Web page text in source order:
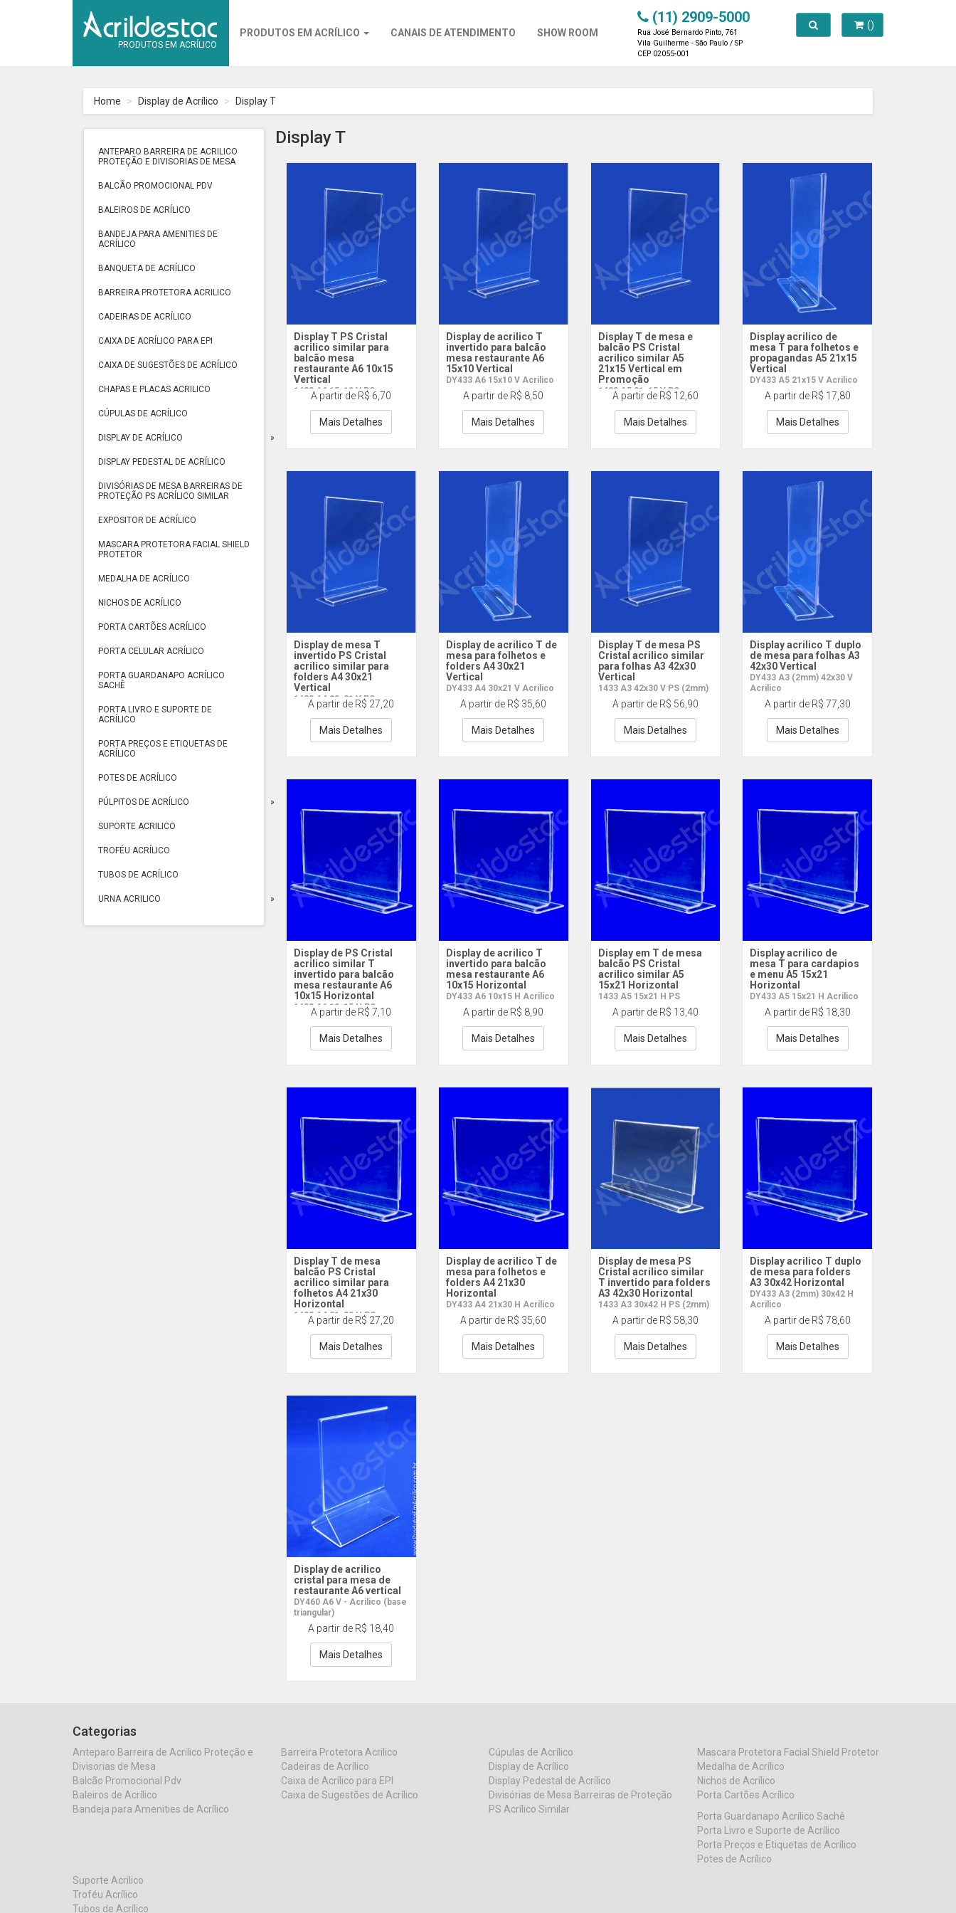
PRODUTOS EM ACRÍLICO
PRODUTOS EM ACRÍLICO CANAIS DE ATENDIMENTO SHOW ROOM
(11) 2909-5000
Rua José Bernardo Pinto, 761
Vila Guilherme - São Paulo / SP
CEP 02055-001
()
Toggle search
Home Display de Acrílico Display T
ANTEPARO BARREIRA DE ACRILICO
PROTEÇÃO E DIVISORIAS DE MESA
BALCÃO PROMOCIONAL PDV
BALEIROS DE ACRÍLICO
BANDEJA PARA AMENITIES DE
ACRÍLICO
BANQUETA DE ACRÍLICO
BARREIRA PROTETORA ACRILICO
CADEIRAS DE ACRÍLICO
CAIXA DE ACRÍLICO PARA EPI
CAIXA DE SUGESTÕES DE ACRÍLICO
CHAPAS E PLACAS ACRILICO
CÚPULAS DE ACRÍLICO
DISPLAY DE ACRÍLICO
DISPLAY PEDESTAL DE ACRÍLICO
DIVISÓRIAS DE MESA BARREIRAS DE
PROTEÇÃO PS ACRÍLICO SIMILAR
EXPOSITOR DE ACRÍLICO
MASCARA PROTETORA FACIAL SHIELD
PROTETOR
MEDALHA DE ACRÍLICO
NICHOS DE ACRÍLICO
PORTA CARTÕES ACRÍLICO
PORTA CELULAR ACRÍLICO
PORTA GUARDANAPO ACRÍLICO
SACHÊ
PORTA LIVRO E SUPORTE DE
ACRÍLICO
PORTA PREÇOS E ETIQUETAS DE
ACRÍLICO
POTES DE ACRÍLICO
PÚLPITOS DE ACRÍLICO
SUPORTE ACRILICO
TROFÉU ACRÍLICO
TUBOS DE ACRÍLICO
URNA ACRILICO
Display T
Display T PS Cristal
acrilico similar para
balcão mesa
restaurante A6 10x15
Vertical
1433 A6 15x10 V PS
A partir de R$ 6,70
Mais Detalhes
Display de acrilico T
invertido para balcão
mesa restaurante A6
15x10 Vertical
DY433 A6 15x10 V Acrilico
A partir de R$ 8,50
Mais Detalhes
Display T de mesa e
balcão PS Cristal
acrilico similar A5
21x15 Vertical em
Promoção
1433 A5 21x15 V PS
A partir de R$ 12,60
Mais Detalhes
Display acrilico de
mesa T para folhetos e
propagandas A5 21x15
Vertical
DY433 A5 21x15 V Acrilico
A partir de R$ 17,80
Mais Detalhes
Display de mesa T
invertido PS Cristal
acrilico similar para
folders A4 30x21
Vertical
1433 A4 30x21 V PS
A partir de R$ 27,20
Mais Detalhes
Display de acrilico T de
mesa para folhetos e
folders A4 30x21
Vertical
DY433 A4 30x21 V Acrilico
A partir de R$ 35,60
Mais Detalhes
Display T de mesa PS
Cristal acrilico similar
para folhas A3 42x30
Vertical
1433 A3 42x30 V PS (2mm)
A partir de R$ 56,90
Mais Detalhes
Display acrilico T duplo
de mesa para folhas A3
42x30 Vertical
DY433 A3 (2mm) 42x30 V
Acrilico
A partir de R$ 77,30
Mais Detalhes
Display de PS Cristal
acrilico similar T
invertido para balcão
mesa restaurante A6
10x15 Horizontal
1433 A6 10x15 H PS
A partir de R$ 7,10
Mais Detalhes
Display de acrilico T
invertido para balcão
mesa restaurante A6
10x15 Horizontal
DY433 A6 10x15 H Acrilico
A partir de R$ 8,90
Mais Detalhes
Display em T de mesa
balcão PS Cristal
acrilico similar A5
15x21 Horizontal
1433 A5 15x21 H PS
A partir de R$ 13,40
Mais Detalhes
Display acrilico de
mesa T para cardapios
e menu A5 15x21
Horizontal
DY433 A5 15x21 H Acrilico
A partir de R$ 18,30
Mais Detalhes
Display T de mesa
balcão PS Cristal
acrilico similar para
folhetos A4 21x30
Horizontal
1433 A4 21x30 H PS
A partir de R$ 27,20
Mais Detalhes
Display de acrilico T de
mesa para folhetos e
folders A4 21x30
Horizontal
DY433 A4 21x30 H Acrilico
A partir de R$ 35,60
Mais Detalhes
Display de mesa PS
Cristal acrilico similar
T invertido para folders
A3 42x30 Horizontal
1433 A3 30x42 H PS (2mm)
A partir de R$ 58,30
Mais Detalhes
Display acrilico T duplo
de mesa para folders
A3 30x42 Horizontal
DY433 A3 (2mm) 30x42 H
Acrilico
A partir de R$ 78,60
Mais Detalhes
Display de acrilico
cristal para mesa de
restaurante A6 vertical
DY460 A6 V - Acrilico (base
triangular)
A partir de R$ 18,40
Mais Detalhes
Categorias
Anteparo Barreira de Acrilico Proteção e
Divisorias de Mesa
Balcão Promocional Pdv
Baleiros de Acrílico
Bandeja para Amenities de Acrílico
Barreira Protetora Acrilico
Cadeiras de Acrílico
Caixa de Acrílico para EPI
Caixa de Sugestões de Acrílico
Cúpulas de Acrílico
Display de Acrílico
Display Pedestal de Acrílico
Divisórias de Mesa Barreiras de Proteção
PS Acrílico Similar
Mascara Protetora Facial Shield Protetor
Medalha de Acrílico
Nichos de Acrílico
Porta Cartões Acrílico
Porta Guardanapo Acrílico Sachê
Porta Livro e Suporte de Acrílico
Porta Preços e Etiquetas de Acrílico
Potes de Acrílico
Suporte Acrilico
Troféu Acrílico
Tubos de Acrílico